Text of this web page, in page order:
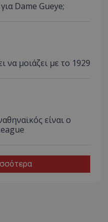
Dame Gueye;
να μοιάζει με το 1929
είναι ο